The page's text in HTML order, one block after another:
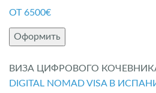
ОТ 6500€
Оформить
ВИЗА ЦИФРОВОГО
DIGITAL NOMAD VISA В